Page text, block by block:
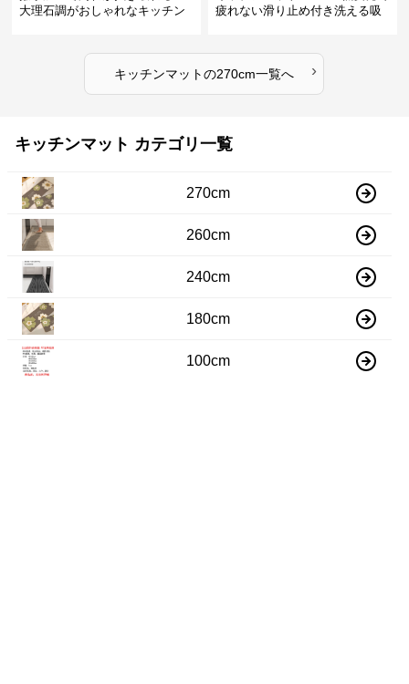
大理石調がおしゃれなキッチン
疲れない滑り止め付き洗える吸
キッチンマットの270cm一覧へ ›
キッチンマット カテゴリ一覧
270cm
260cm
240cm
180cm
100cm